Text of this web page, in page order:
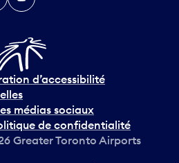
d’accessibilité
médias sociaux
de confidentialité
Greater Toronto Airports